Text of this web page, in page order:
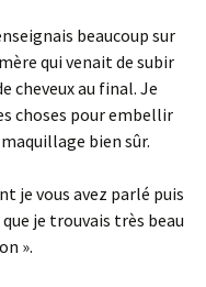
beaucoup sur
qui venait de subir
cheveux au final. Je
choses pour embellir
bien sûr.
je vous avez parlé puis
je trouvais très beau
».